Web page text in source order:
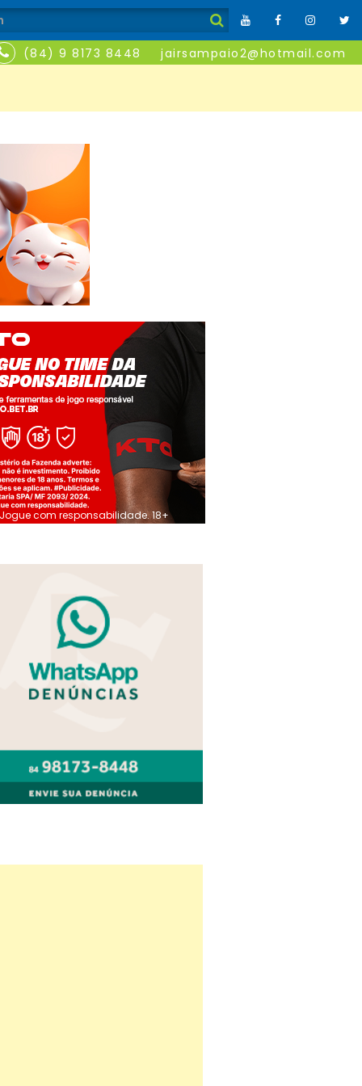
(84) 9 8173 8448 jairsampaio2@hotmail.com
Jogue com responsabilidade. 18+